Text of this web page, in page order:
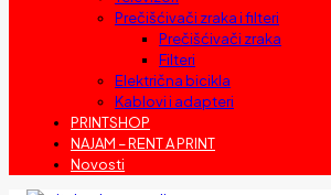
Prečišćivači zraka i filteri
Prečišćivači zraka
Filteri
Električna bicikla
Kablovi i adapteri
PRINTSHOP
NAJAM – RENT A PRINT
Novosti